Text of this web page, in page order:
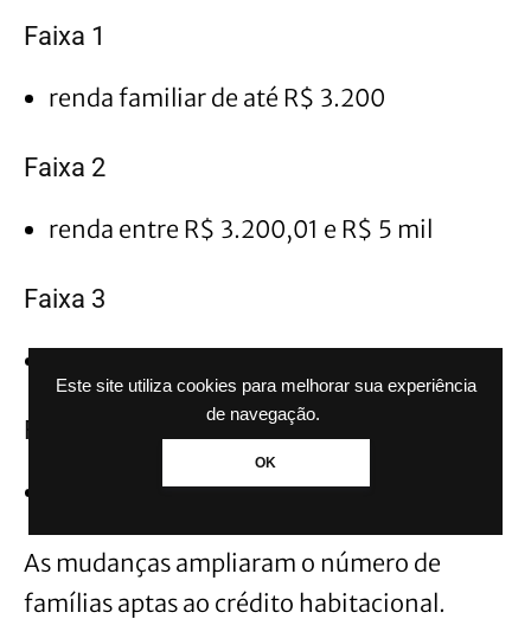
Este site utiliza cookies para melhorar sua experiência
de navegação.
OK
Faixa 1
renda familiar de até R$ 3.200
Faixa 2
renda entre R$ 3.200,01 e R$ 5 mil
Faixa 3
Faixa 4
renda entre R$ 9.600,01 e R$ 13 mil
As mudanças ampliaram o número de
famílias aptas ao crédito habitacional.